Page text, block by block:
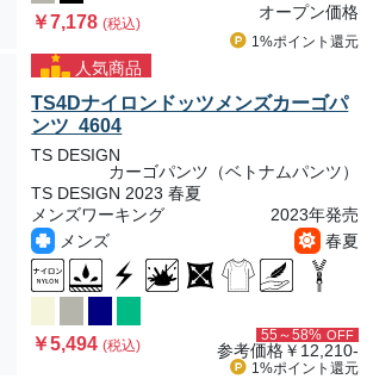
￥7,178(税込)
オープン価格
1%ポイント 還元
人気商品
TS4Dナイロンドッツメンズカーゴパ
ンツ 4604
TS DESIGN
カーゴパンツ（ベトナムパンツ）
TS DESIGN 2023 春夏
メンズワーキング
2023年発売
メンズ
春夏
￥5,494(税込)
55～58% OFF
参考価格￥12,210-
1%ポイント 還元